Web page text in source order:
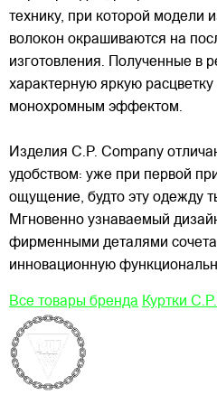
технику, при которой модели
волокон окрашиваются на
изготовления. Полученные в
характерную яркую
монохромным эффектом.
Изделия C.P. Company
удобством: уже при первой
ощущение, будто эту одежду
Мгновенно узнаваемый
фирменными деталями
инновационную
Все товары бренда Куртки